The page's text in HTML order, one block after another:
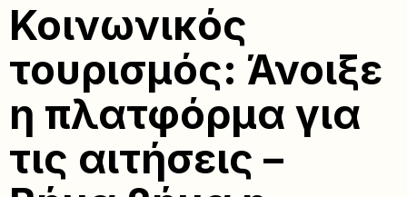
Κοινωνικός
τουρισμός: Άνοιξε
η πλατφόρμα για
τις αιτήσεις –